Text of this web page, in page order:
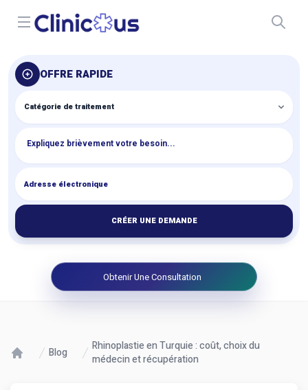
Open menu
OFFRE RAPIDE
CRÉER UNE DEMANDE
Obtenir Une Consultation
Blog
Rhinoplastie en Turquie : coût, choix du
médecin et récupération